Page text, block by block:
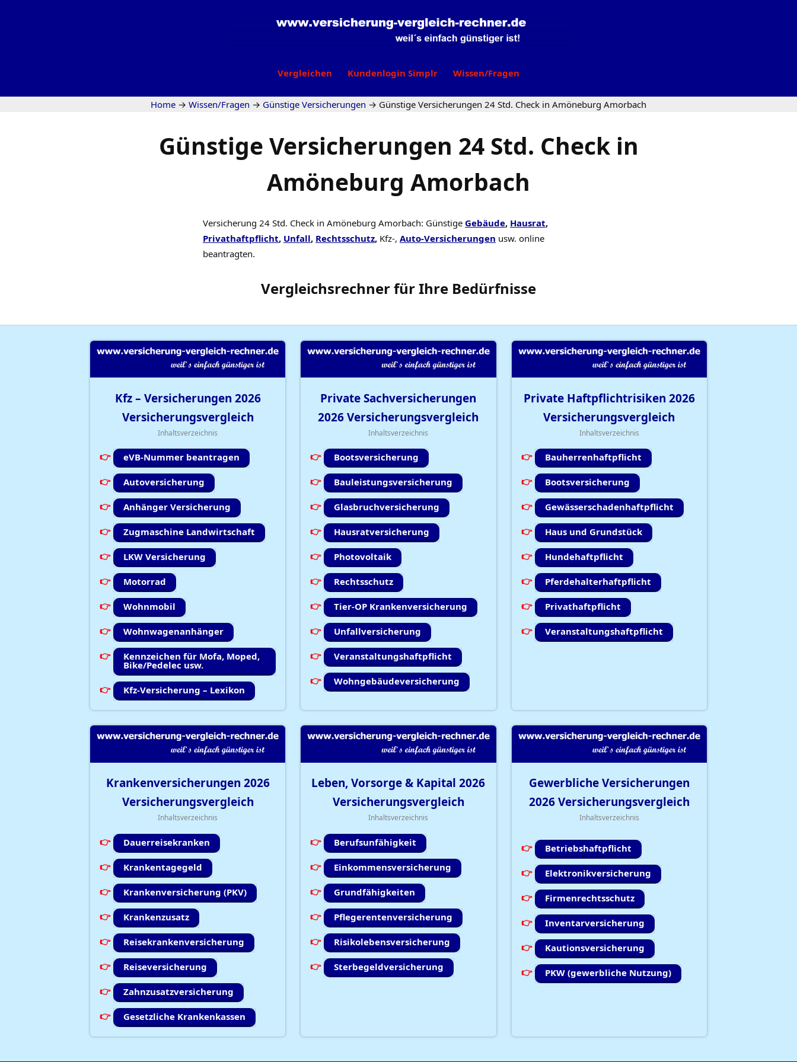
Vergleichen Kundenlogin Simplr Wissen/Fragen
Home → Wissen/Fragen → Günstige Versicherungen → Günstige Versicherungen 24 Std. Check in Amöneburg Amorbach
Günstige Versicherungen 24 Std. Check in
Amöneburg Amorbach
Versicherung 24 Std. Check in Amöneburg Amorbach: Günstige Gebäude, Hausrat,
Privathaftpflicht, Unfall, Rechtsschutz, Kfz-, Auto-Versicherungen usw. online
beantragten.
Vergleichsrechnerfür Ihre Bedürfnisse
Kfz – Versicherungen 2026
Versicherungsvergleich
Inhaltsverzeichnis
eVB-Nummer beantragen
Autoversicherung
Anhänger Versicherung
Zugmaschine Landwirtschaft
LKW Versicherung
Motorrad
Wohnmobil
Wohnwagenanhänger
Kennzeichen für Mofa, Moped,
Bike/Pedelec usw.
Kfz-Versicherung – Lexikon
Private Sachversicherungen
2026Versicherungsvergleich
Inhaltsverzeichnis
Bootsversicherung
Bauleistungsversicherung
Glasbruchversicherung
Hausratversicherung
Photovoltaik
Rechtsschutz
Tier-OP Krankenversicherung
Unfallversicherung
Veranstaltungshaftpflicht
Wohngebäudeversicherung
Private Haftpflichtrisiken 2026
Versicherungsvergleich
Inhaltsverzeichnis
Bauherrenhaftpflicht
Bootsversicherung
Gewässerschadenhaftpflicht
Haus und Grundstück
Hundehaftpflicht
Pferdehalterhaftpflicht
Privathaftpflicht
Veranstaltungshaftpflicht
Krankenversicherungen 2026
Versicherungsvergleich
Inhaltsverzeichnis
Dauerreisekranken
Krankentagegeld
Krankenversicherung (PKV)
Krankenzusatz
Reisekrankenversicherung
Reiseversicherung
Zahnzusatzversicherung
Gesetzliche Krankenkassen
Leben, Vorsorge & Kapital2026
Versicherungsvergleich
Inhaltsverzeichnis
Berufsunfähigkeit
Einkommensversicherung
Grundfähigkeiten
Pflegerentenversicherung
Risikolebensversicherung
Sterbegeldversicherung
Gewerbliche Versicherungen
2026Versicherungsvergleich
Inhaltsverzeichnis
Betriebshaftpflicht
Elektronikversicherung
Firmenrechtsschutz
Inventarversicherung
Kautionsversicherung
PKW (gewerbliche Nutzung)